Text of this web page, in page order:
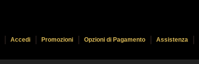
Accedi Promozioni Opzioni di Pagamento Assistenza